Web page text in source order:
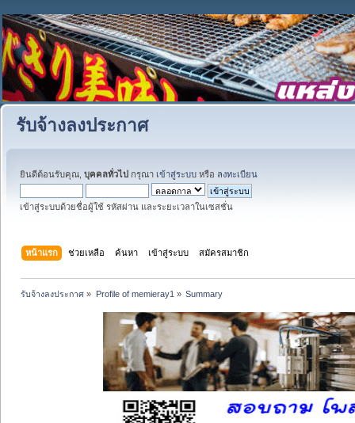
รับจ้างลงประกาศ
ยินดีต้อนรับคุณ, บุคคลทั่วไป กรุณา เข้าสู่ระบบ หรือ ลงทะเบียน
เข้าสู่ระบบด้วยชื่อผู้ใช้ รหัสผ่าน และระยะเวลาในเซสชั่น
หน้าแรก ช่วยเหลือ ค้นหา เข้าสู่ระบบ สมัครสมาชิก
รับจ้างลงประกาศ » Profile of memieray1 » Summary